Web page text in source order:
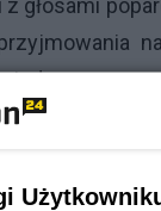
głosami
To ich
wokół tego